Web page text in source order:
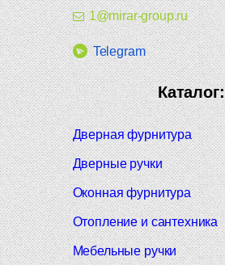
1@mirar-group.ru
Telegram
Каталог:
Дверная фурнитура
Дверные ручки
Оконная фурнитура
Отопление и сантехника
Мебельные ручки